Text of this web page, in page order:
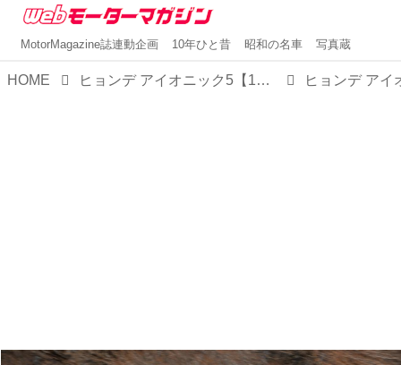
MotorMagazine誌連動企画 10年ひと昔 昭和の名車 写真蔵
HOME ヒョンデ アイオニック5【1分で読める輸入車解説／2022年現行モデル】 ヒョンデ アイ